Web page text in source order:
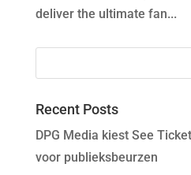
deliver the ultimate fan...
Recent Posts
DPG Media kiest See
voor publieksbeurzen